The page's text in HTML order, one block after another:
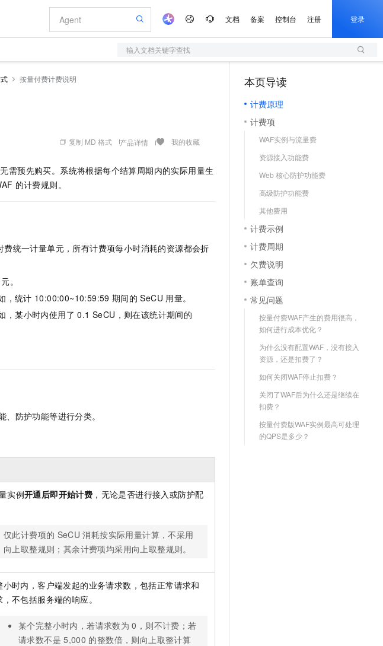
文档 备案 控制台 注册 登录
输入文档关键字查找
按量付费计费说明
复制 MD 格式 产品详情 我的收藏
需预先购买。系统将根据每个结算周期内的实际用量生
的计费规则。
费统一计量单元，所有计费项每小时消耗的资源都会折
元。
，统计 10:00:00~10:59:59 期间的 SeCU 用量。
，某小时内使用了 0.1 SeCU，则在该统计期间的
防护功能等进行分类。
实例开通后即开始计费 ，无论是否进行接入或防护配
仅此计费项的 SeCU 消耗按实际用量计算，不采用
向上取整规则；其余计费项均采用向上取整规则。
小时内，客户端发起的业务请求数，包括正常请求和
不包括服务端的响应。
某个完整小时内，若请求数为 0，则不计费；若
请求数不是 5,000 的整数倍，则向上取整计算
本页导读
计费原理
计费项
WAF实例与流量费
资源接入功能费
Web 核心防护功能费
高级防护功能费
其他费用
计费示例
计费周期
欠费说明
账单查询
常见问题
按量付费WAF产生的费用很高，
如何进行成本优化？
为什么没有配置WAF，没有接入
资源，还是扣费了？
如何关闭WAF停止扣费？
关闭了WAF后为什么还是继续在
扣费？
按量付费版WAF实例最高可处理
的QPS是多少？
与推理利器
语音识别与合成
方案
大模型原生应用
秒悟
NEW
一站式AI生产力平台
智能客服平台，对话机器人、对话分析、智能外呼
多模态内容创作工具，已接入 DeepSeek
10分钟微调：让0.6B模型媲美235B模型
血版
多种方案随心选，轻松解锁专属 DeepSeek
多模态数据信息提取
超强辅助，Bolt.diy 一步搞定创意建站
服务
K8s 服务
全托管，含MySQL、PostgreSQL、SQL Server、MariaDB多引擎
Qoder
面向真实软件的智能体编程平台
云原生的云上边界网络安全防护产品
轻量应用服务器
数字证书管理服务（原SSL证书）
实现全站HTTPS，呈现可信的WEB访问
位
旗舰模型
化智能体
越聪明
造工程团队
轻松解锁专属 DeepSeek-V4-Pro
5 分钟轻松部署专属 QwenPaw
从聊天伙伴进化为能主动干活的本地数字员工
一句话生成原生可编辑精美 PPT 文稿
输入一句话想法, 轻松生成专业的 PPT
一键部署幻兽帕鲁游戏服务器
一键购买专属联机服务器，轻松开启游戏
漫剧工坊：一站式动画创作平台
快速生产连贯的高质量长漫剧
高效部署网站，快速应用到小程序
一人公司成长
时加量 10 倍，夜间低至2折
倍
Max
客户专享
AI 场景体验
从图文生成到视频创作，一键激活电商全链路生产力
AI 广告创作
图文、视频一站生成，高效打造优质广告素材
AI助力短剧漫剧创作，剧本、分镜、视频高效生成
智能客服
AI 活动
AI 生产力先锋
先锋实践拓展 AI 生产力的边界
飞天发布时刻
所见，即是所愿
从基础到进阶，Agent 创客手把手教你
创新加速
覆盖90%+业务场景，专享组合折扣价
精选AI产品，从模型到应用全链提效
AI 用量加速计划
新老同享，达量后返
配置报价器
阿里云 OPC 创新助力计划
Token 补贴，五大权
益加速 OPC 成功
基础软件
JAVA
SUSE
专业服务
SSL 证书
堡垒机
AI 应用及服务市场
自然语言处理
产品伙伴合作计划
云网络合作计划
成为服务伙伴
服务伙伴合作计划
Al MaaS 服务伙伴赋能合作
伙伴信用分合作计划
合作伙伴培训与认证
查询合作伙伴
登录合作伙伴管理后台
阿里云认证
信息公告
开发者社区
我要反馈
我要投诉
市场活动
高校合作
科研合作
加入我们